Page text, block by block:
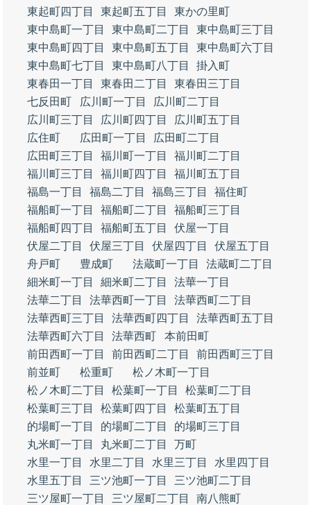
東起町四丁目
東起町五丁目
東かの里町
東中島町一丁目
東中島町二丁目
東中島町三丁目
東中島町四丁目
東中島町五丁目
東中島町六丁目
東中島町七丁目
東中島町八丁目
掛入町
東春田一丁目
東春田二丁目
東春田三丁目
七反田町
広川町一丁目
広川町二丁目
広川町三丁目
広川町四丁目
広川町五丁目
広住町
広田町一丁目
広田町二丁目
広田町三丁目
福川町一丁目
福川町二丁目
福川町三丁目
福川町四丁目
福川町五丁目
福島一丁目
福島二丁目 福島三丁目
福住町
福船町一丁目
福船町二丁目
福船町三丁目
福船町四丁目
福船町五丁目
伏屋一丁目
伏屋二丁目
伏屋三丁目 伏屋四丁目
伏屋五丁目
舟戸町
豊成町 法蔵町一丁目
法蔵町二丁目
細米町一丁目
細米町二丁目
法華一丁目
法華二丁目
法華西町一丁目
法華西町二丁目
法華西町三丁目
法華西町四丁目
法華西町五丁目
法華西町六丁目
法華西町
本前田町
前田西町一丁目
前田西町二丁目
前田西町三丁目
前並町
松重町
松ノ木町一丁目
松ノ木町二丁目
松葉町一丁目
松葉町二丁目
松葉町三丁目
松葉町四丁目
松葉町五丁目
的場町一丁目
的場町二丁目
的場町三丁目
丸米町一丁目
丸米町二丁目
万町
水里一丁目
水里二丁目 水里三丁目
水里四丁目
水里五丁目
三ツ池町一丁目
三ツ池町二丁目
三ツ屋町一丁目
三ツ屋町二丁目
南八熊町